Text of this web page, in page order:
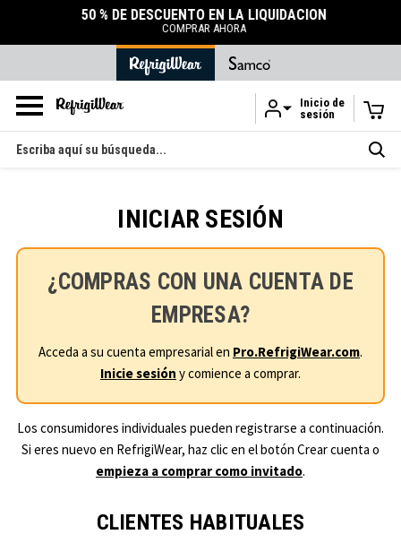
Ir al contenido principal
50 % DE DESCUENTO EN LA LIQUIDACIÓN
COMPRAR AHORA
Inicio de
sesión
Buscar
en
INICIAR SESIÓN
¿COMPRAS CON UNA CUENTA DE
EMPRESA?
Acceda a su cuenta empresarial en Pro.RefrigiWear.com.
Inicie sesión y comience a comprar.
Los consumidores individuales pueden registrarse a continuación.
Si eres nuevo en RefrigiWear, haz clic en el botón Crear cuenta o
empieza a comprar como invitado.
CLIENTES HABITUALES